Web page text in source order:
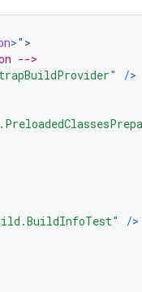
>">
-->
/>
/>